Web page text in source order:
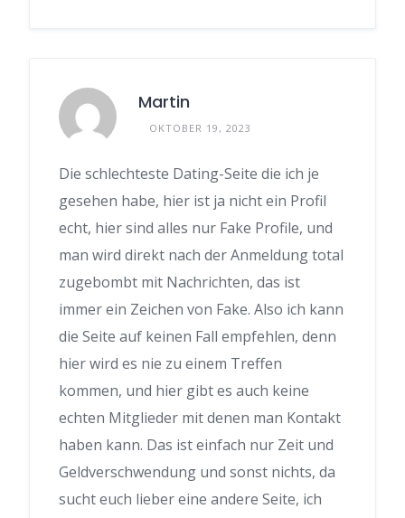
Martin
OKTOBER 19, 2023
Die schlechteste Dating-Seite die ich je
gesehen habe, hier ist ja nicht ein Profil
echt, hier sind alles nur Fake Profile, und
man wird direkt nach der Anmeldung total
zugebombt mit Nachrichten, das ist
immer ein Zeichen von Fake. Also ich kann
die Seite auf keinen Fall empfehlen, denn
hier wird es nie zu einem Treffen
kommen, und hier gibt es auch keine
echten Mitglieder mit denen man Kontakt
haben kann. Das ist einfach nur Zeit und
Geldverschwendung und sonst nichts, da
sucht euch lieber eine andere Seite, ich